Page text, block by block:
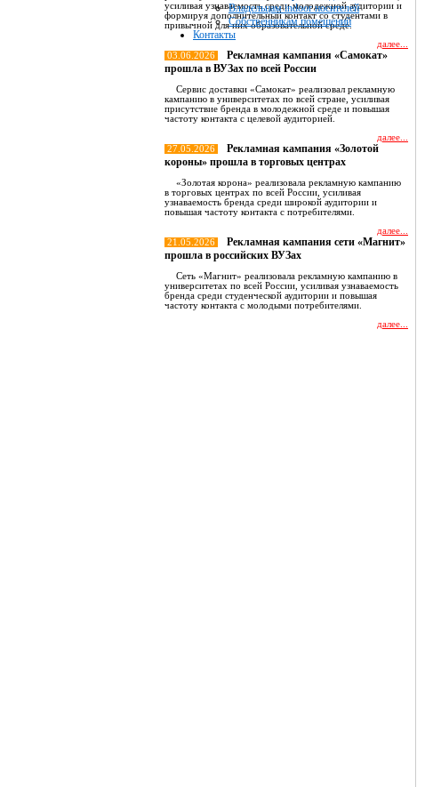
Владельцам indoor носителей
Собственникам помещений
Контакты
усиливая узнаваемость среди молодежной аудитории и
формируя дополнительный контакт со студентами в
привычной для них образовательной среде.
далее...
03.06.2026
Рекламная кампания «Самокат»
прошла в ВУЗах по всей России
Сервис доставки «Самокат» реализовал рекламную
кампанию в университетах по всей стране, усиливая
присутствие бренда в молодежной среде и повышая
частоту контакта с целевой аудиторией.
далее...
27.05.2026
Рекламная кампания «Золотой
короны» прошла в торговых центрах
«Золотая корона» реализовала рекламную кампанию
в торговых центрах по всей России, усиливая
узнаваемость бренда среди широкой аудитории и
повышая частоту контакта с потребителями.
далее...
21.05.2026
Рекламная кампания сети «Магнит»
прошла в российских ВУЗах
Сеть «Магнит» реализовала рекламную кампанию в
университетах по всей России, усиливая узнаваемость
бренда среди студенческой аудитории и повышая
частоту контакта с молодыми потребителями.
далее...